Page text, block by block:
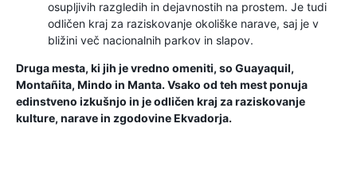
osupljivih razgledih in dejavnostih na prostem. Je tudi
odličen kraj za raziskovanje okoliške narave, saj je v
bližini več nacionalnih parkov in slapov.
Druga mesta, ki jih je vredno omeniti, so Guayaquil,
Montañita, Mindo in Manta. Vsako od teh mest ponuja
edinstveno izkušnjo in je odličen kraj za raziskovanje
kulture, narave in zgodovine Ekvadorja.